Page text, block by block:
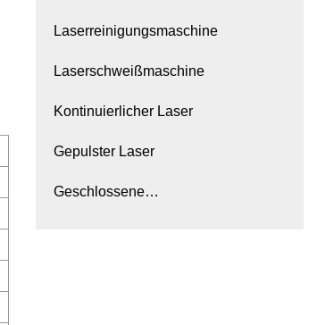
Laserreinigungsmaschine
Laserschweißmaschine
Kontinuierlicher Laser
Gepulster Laser
Geschlossene